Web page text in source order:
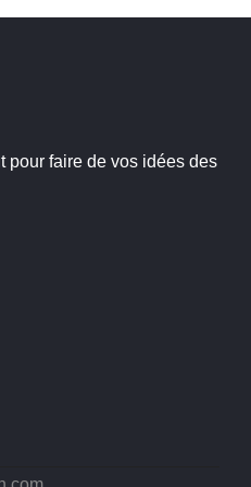
pour faire de vos idées des